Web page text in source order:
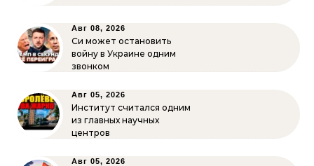
Авг 08, 2026
Си может остановить
войну в Украине одним
звонком
Авг 05, 2026
Институт считался одним
из главных научных
центров
Авг 05, 2026